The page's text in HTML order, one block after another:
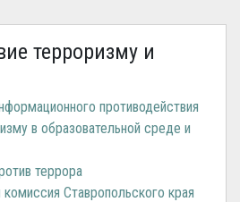
терроризму и
противодействия
в образовательной среде и
террора
Ставропольского края